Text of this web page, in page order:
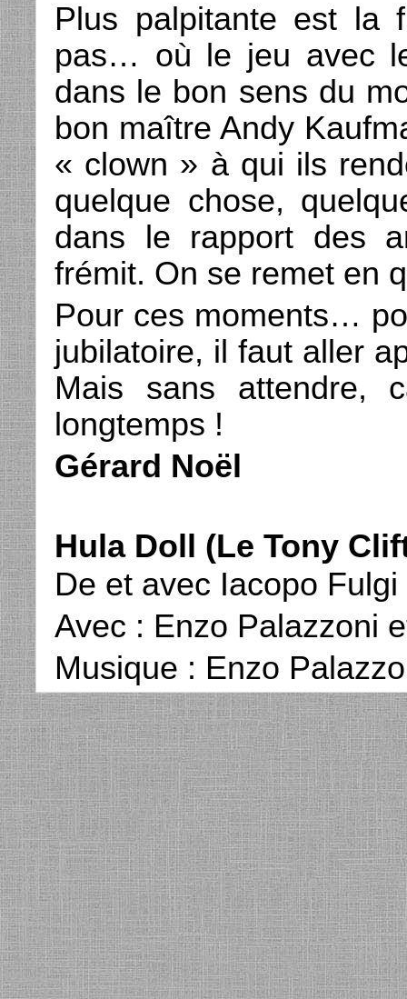
Plus palpitante est la
pas… où le jeu avec
dans le bon sens du
bon maître Andy
« clown » à qui ils
quelque chose,
dans le rapport des
frémit. On se remet en
Pour ces moments…
jubilatoire, il faut aller
Mais sans attendre,
longtemps !
Gérard Noël
Hula Doll (Le Tony
De et avec Iacopo
Avec : Enzo Palazzoni
Musique : Enzo